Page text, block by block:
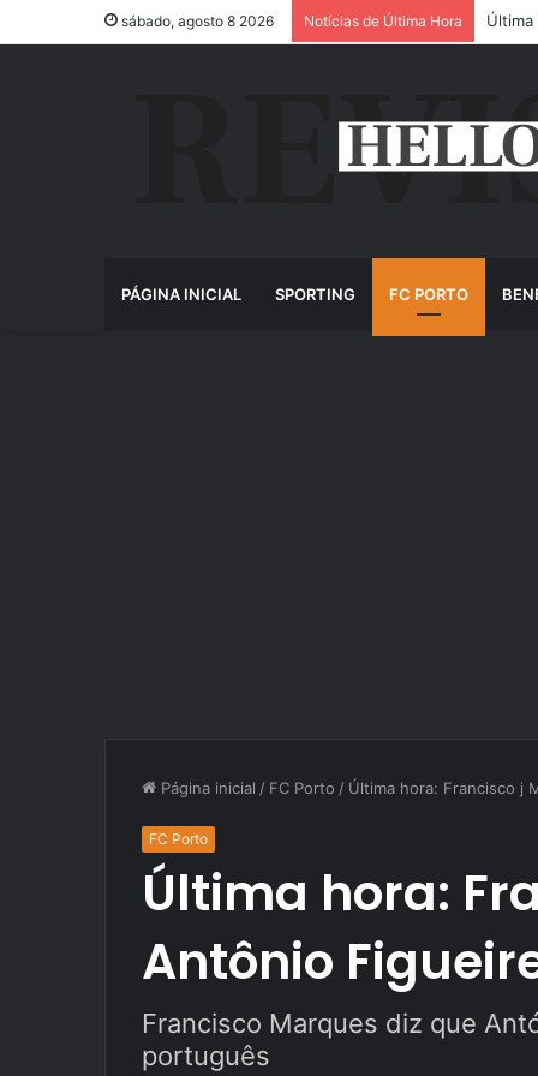
sábado, agosto 8 2026 Notícias de Última Hora
PÁGINA INICIAL SPORTING FC PORTO
Página inicial / FC Porto / Última hora: Francisco j
FC Porto
Última hora:
Antônio
Francisco Marques diz que
português